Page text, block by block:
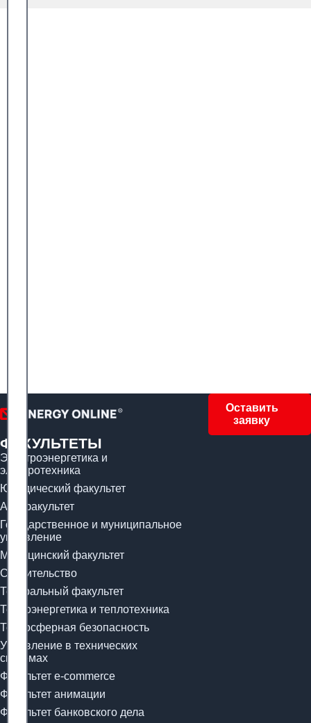
Оставить
заявку
ФАКУЛЬТЕТЫ
Электроэнергетика и
электротехника
Юридический факультет
Арт-факультет
Государственное и муниципальное
управление
Медицинский факультет
Строительство
Театральный факультет
Теплоэнергетика и теплотехника
Техносферная безопасность
Управление в технических
системах
Факультет e-commerce
Факультет анимации
Факультет банковского дела